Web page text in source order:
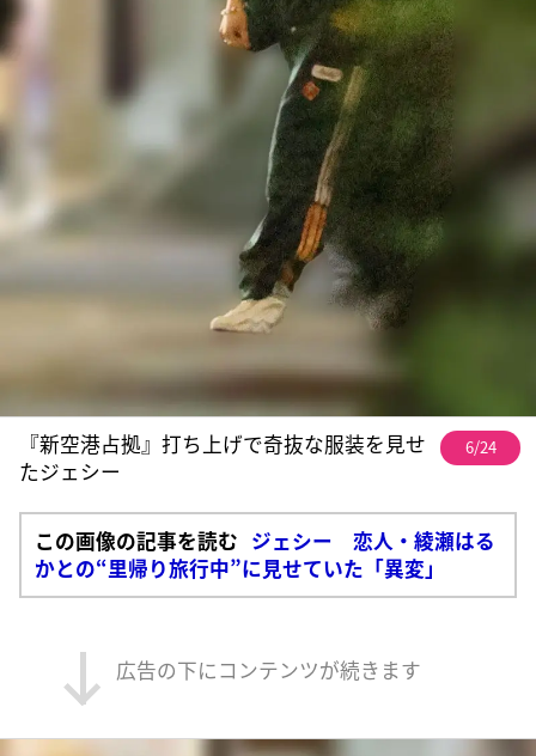
『新空港占拠』打ち上げで奇抜な服装を見せ
たジェシー
6/24
この画像の記事を読む ジェシー 恋人・綾瀬はる
かとの“里帰り旅行中”に見せていた「異変」
広告の下にコンテンツが続きます